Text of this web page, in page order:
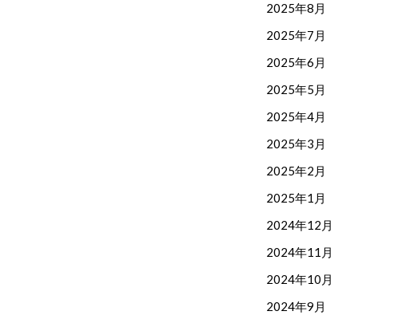
2025年8月
2025年7月
2025年6月
2025年5月
2025年4月
2025年3月
2025年2月
2025年1月
2024年12月
2024年11月
2024年10月
2024年9月